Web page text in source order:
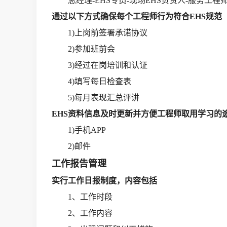
通过以下方式确保每个工程师行为符合EHS规范
1)上岗前签署承诺协议
2)参加班前会
3)经过在岗培训和认证
4)填写每日检查表
5)每月表现汇总评讲
EHS资料信息及时更新并方便工程师取用学习的
1)手机APP
2)邮件
工作报告管理
实行工作日报制度，内容包括
1、工作时段
2、工作内容